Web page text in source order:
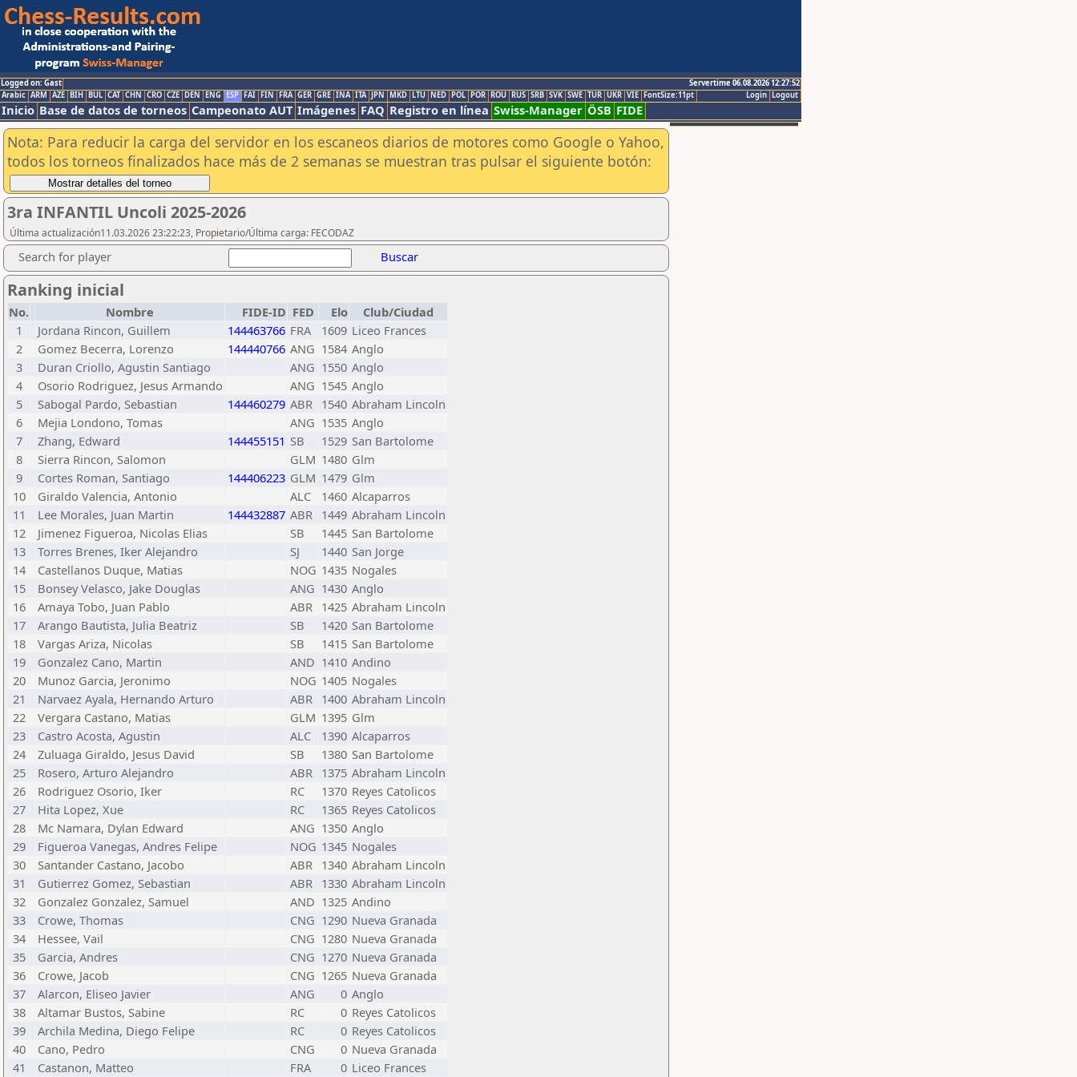
Logged on: Gast
Servertime 06.08.2026 12:27:52
Logout
Login
Arabic ARM AZE BIH BUL CAT CHN CRO CZE DEN ENG ESP FAI FIN FRA GER GRE INA ITA JPN MKD LTU NED POL POR ROU RUS SRB SVK SWE TUR UKR VIE FontSize:11pt
Inicio Base de datos de torneos Campeonato AUT Imágenes FAQ Registro en línea Swiss-Manager ÖSB FIDE
Nota: Para reducir la carga del servidor en los escaneos diarios de motores como Google o Yahoo,
todos los torneos finalizados hace más de 2 semanas se muestran tras pulsar el siguiente botón:
3ra INFANTIL Uncoli 2025-2026
Última actualización11.03.2026 23:22:23, Propietario/Última carga: FECODAZ
Search for player Buscar
Ranking inicial
No. Nombre FIDE-ID FED Elo
Club/Ciudad
1
Jordana Rincon, Guillem 144463766 FRA 1609 Liceo Frances
2
Gomez Becerra, Lorenzo 144440766 ANG 1584 Anglo
3
Duran Criollo, Agustin Santiago ANG 1550 Anglo
4
Osorio Rodriguez, Jesus Armando ANG 1545 Anglo
5
Sabogal Pardo, Sebastian 144460279 ABR 1540 Abraham Lincoln
6
Mejia Londono, Tomas ANG 1535 Anglo
7
Zhang, Edward 144455151 SB 1529 San Bartolome
8
Sierra Rincon, Salomon GLM 1480 Glm
9
Cortes Roman, Santiago 144406223 GLM 1479 Glm
10
Giraldo Valencia, Antonio ALC 1460 Alcaparros
11
Lee Morales, Juan Martin 144432887 ABR 1449 Abraham Lincoln
12
Jimenez Figueroa, Nicolas Elias SB 1445 San Bartolome
13
Torres Brenes, Iker Alejandro SJ 1440 San Jorge
14
Castellanos Duque, Matias NOG 1435 Nogales
15
Bonsey Velasco, Jake Douglas ANG 1430 Anglo
16
Amaya Tobo, Juan Pablo ABR 1425 Abraham Lincoln
17
Arango Bautista, Julia Beatriz SB 1420 San Bartolome
18
Vargas Ariza, Nicolas SB 1415 San Bartolome
19
Gonzalez Cano, Martin AND 1410 Andino
20
Munoz Garcia, Jeronimo NOG 1405 Nogales
21
Narvaez Ayala, Hernando Arturo ABR 1400 Abraham Lincoln
22
Vergara Castano, Matias GLM 1395 Glm
23
Castro Acosta, Agustin ALC 1390 Alcaparros
24
Zuluaga Giraldo, Jesus David SB 1380 San Bartolome
25
Rosero, Arturo Alejandro ABR 1375 Abraham Lincoln
26
Rodriguez Osorio, Iker RC 1370 Reyes Catolicos
27
Hita Lopez, Xue RC 1365 Reyes Catolicos
28
Mc Namara, Dylan Edward ANG 1350 Anglo
29
Figueroa Vanegas, Andres Felipe NOG 1345 Nogales
30
Santander Castano, Jacobo ABR 1340 Abraham Lincoln
31
Gutierrez Gomez, Sebastian ABR 1330 Abraham Lincoln
32
Gonzalez Gonzalez, Samuel AND 1325 Andino
33
Crowe, Thomas CNG 1290 Nueva Granada
34
Hessee, Vail CNG 1280 Nueva Granada
35
Garcia, Andres CNG 1270 Nueva Granada
36
Crowe, Jacob CNG 1265 Nueva Granada
37
Alarcon, Eliseo Javier ANG 0 Anglo
38
Altamar Bustos, Sabine RC 0 Reyes Catolicos
39
Archila Medina, Diego Felipe RC 0 Reyes Catolicos
40
Cano, Pedro CNG 0 Nueva Granada
41
Castanon, Matteo FRA 0 Liceo Frances